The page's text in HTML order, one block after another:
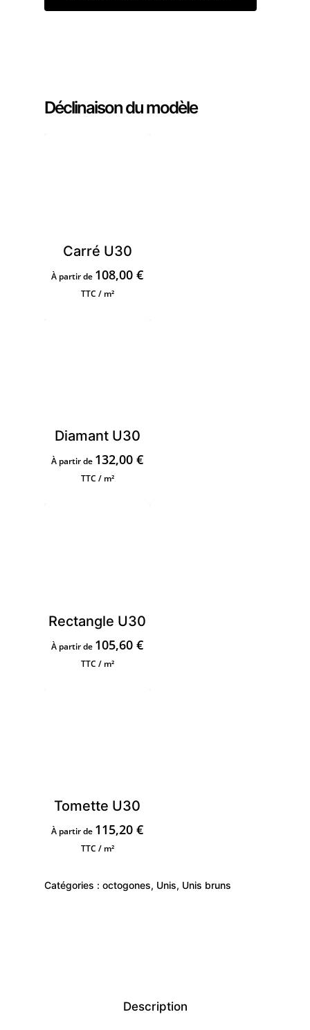
Déclinaison du modèle
Carré U30
À partir de 108,00€
TTC / m²
Diamant U30
À partir de 132,00€
TTC / m²
Rectangle U30
À partir de 105,60€
TTC / m²
Tomette U30
À partir de 115,20€
TTC / m²
Catégories : octogones, Unis, Unis bruns
Description